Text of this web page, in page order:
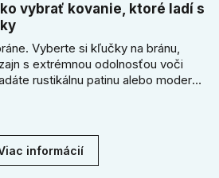
vybrať kovanie, ktoré ladí s
Vyberte si kľučky na bránu,
s extrémnou odolnosťou voči
rustikálnu patinu alebo moderné
svoj vstup kvalitou, ktorá prežije
informácií